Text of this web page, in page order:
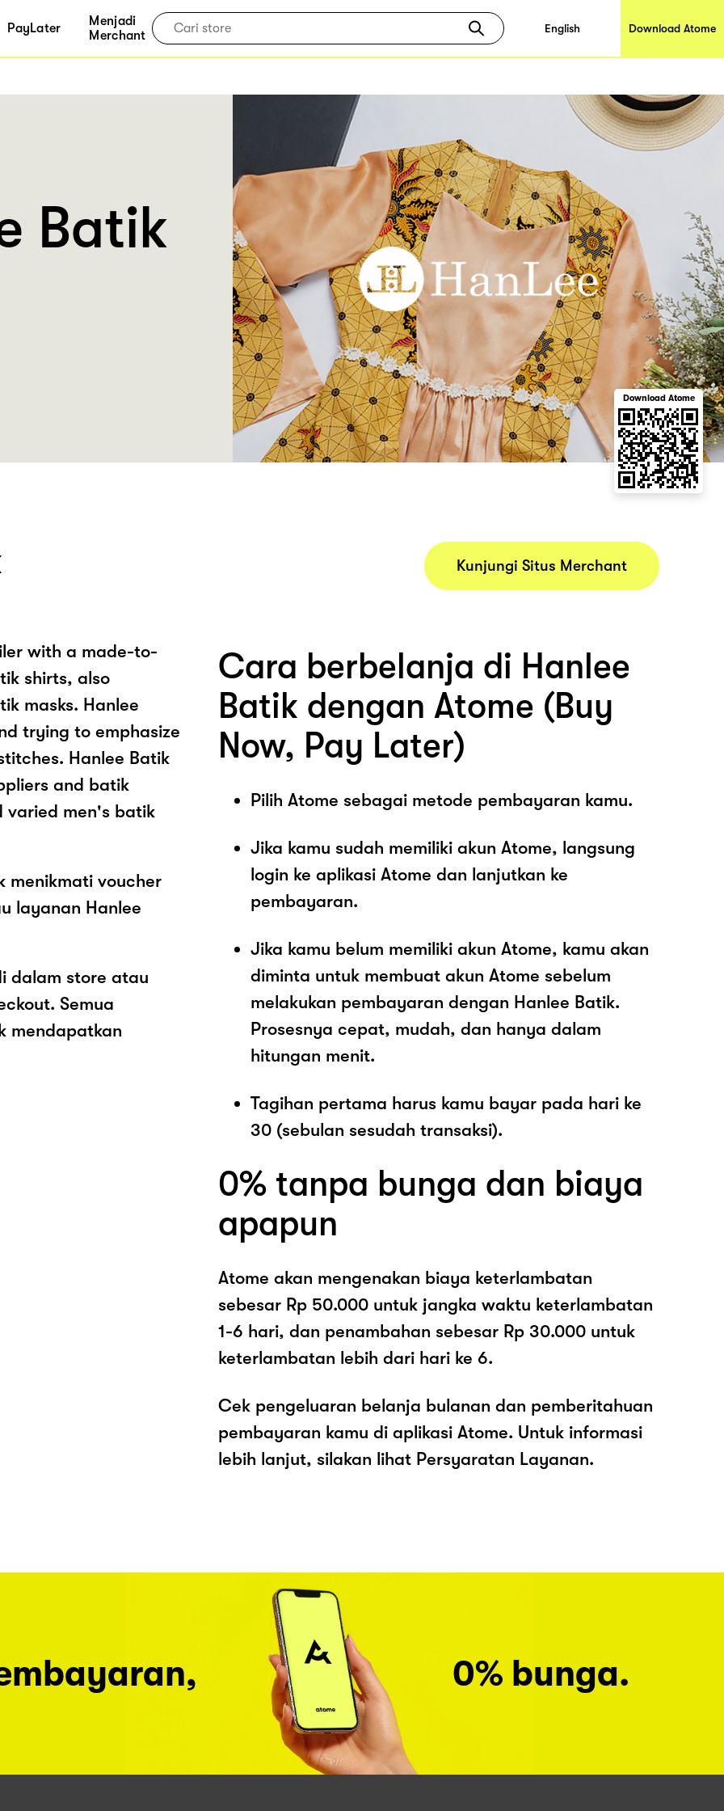
PayLater
Menjadi
Merchant
English Download Atome
Batik
Download Atome
with a made-to-
shirts, also
masks. Hanlee
trying to emphasize
Hanlee Batik
and batik
varied men's batik
menikmati voucher
layanan Hanlee
dalam store atau
Semua
mendapatkan
Kunjungi Situs Merchant
Cara berbelanja di Hanlee
Batik dengan Atome (Buy
Now, Pay Later)
Pilih Atome sebagai metode pembayaran kamu.
Jika kamu sudah memiliki akun Atome, langsung
login ke aplikasi Atome dan lanjutkan ke
pembayaran.
Jika kamu belum memiliki akun Atome, kamu akan
diminta untuk membuat akun Atome sebelum
melakukan pembayaran dengan Hanlee Batik.
Prosesnya cepat, mudah, dan hanya dalam
hitungan menit.
Tagihan pertama harus kamu bayar pada hari ke
30 (sebulan sesudah transaksi).
0% tanpa bunga dan biaya
apapun
Atome akan mengenakan biaya keterlambatan
sebesar Rp 50.000 untuk jangka waktu keterlambatan
1-6 hari, dan penambahan sebesar Rp 30.000 untuk
keterlambatan lebih dari hari ke 6.
Cek pengeluaran belanja bulanan dan pemberitahuan
pembayaran kamu di aplikasi Atome. Untuk informasi
lebih lanjut, silakan lihat Persyaratan Layanan.
0% bunga.